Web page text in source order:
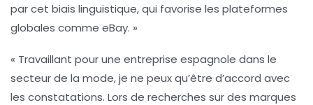
par cet biais linguistique, qui favorise les plateformes
globales comme eBay. »
« Travaillant pour une entreprise espagnole dans le
secteur de la mode, je ne peux qu’être d’accord avec
les constatations. Lors de recherches sur des marques